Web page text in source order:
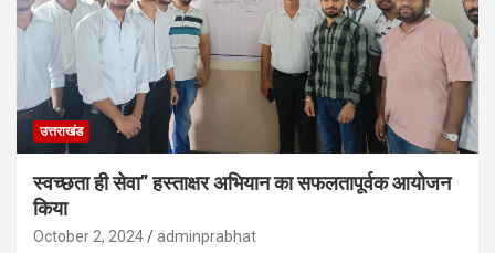
उत्तराखंड
स्वच्छता ही सेवा” हस्ताक्षर अभियान का सफलतापूर्वक आयोजन
किया
October 2, 2024 adminprabhat